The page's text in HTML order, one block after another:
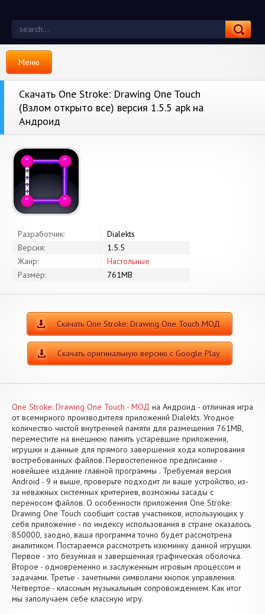
Меню
Скачать One Stroke: Drawing One Touch
(Взлом открыто все) версия 1.5.5 apk на
Андроид
Разработчик:
Dialekts
Версия:
1.5.5
Жанр:
Настольные
Размер:
761MB
Скачать One Stroke: Drawing One Touch МОД
Скачать оригинальную версию с Google Play
One Stroke: Drawing One Touch - МОД на Андроид - отличная игра
от всемирного производителя приложений Dialekts. Угодное
количество чистой внутренней памяти для размещения 761MB,
переместите на внешнюю память устаревшие приложения,
игрушки и данные для прямого завершения хода копирования
востребованных файлов. Первостепенное предписание -
новейшее издание главной программы . Требуемая версия
Android - 9 и выше, проверьте подходит ли ваше устройство, из-
за неважных системных критериев, возможны засады с
переносом файлов. О особенности приложения One Stroke:
Drawing One Touch сообщит состав участников, использующих у
себя приложение - по индексу использования в стране оказалось
850000, заодно, ваша программа точно будет рассмотрена
аналитиком. Постараемся рассмотреть изюминку данной игрушки.
Первое - это безумная и завершенная графическая оболочка.
Второе - одновременно и заслуженным игровым процессом и
задачами. Третье - зачетными символами кнопок управления.
Четвертое - классным музыкальным сопровождением. Как итог
мы заполучаем себе классную игру.